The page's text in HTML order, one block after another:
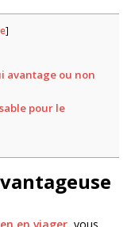
]
avantage ou non
pour le
en viager, vous